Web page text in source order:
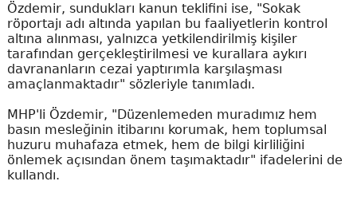
Özdemir, sundukları kanun teklifini ise, "Sokak
röportajı adı altında yapılan bu faaliyetlerin kontrol
altına alınması, yalnızca yetkilendirilmiş kişiler
tarafından gerçekleştirilmesi ve kurallara aykırı
davrananların cezai yaptırımla karşılaşması
amaçlanmaktadır" sözleriyle tanımladı.
MHP'li Özdemir, "Düzenlemeden muradımız hem
basın mesleğinin itibarını korumak, hem toplumsal
huzuru muhafaza etmek, hem de bilgi kirliliğini
önlemek açısından önem taşımaktadır" ifadelerini de
kullandı.